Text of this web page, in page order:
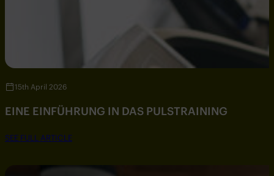
15th April 2026
EINE EINFÜHRUNG IN DAS PULSTRAINING
SEE FULL ARTICLE